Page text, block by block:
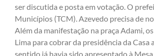
ser discutida e posta em votação. O
Municípios (TCM). Azevedo precisa de
Além da manifestação na praça Adami,
Lima para cobrar da presidência da
sentido já havia sido apresentado à